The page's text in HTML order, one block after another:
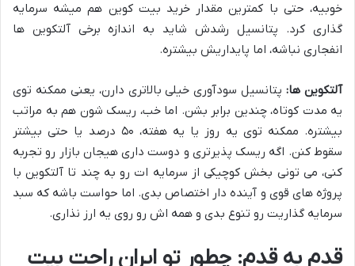
خوبیه، حتی با کمترین مقدار خرید بیت کوین هم میشه سرمایه
گذاری کرد. پتانسیل رشدش شاید به اندازه برخی آلتکوین ها
انفجاری نباشه، اما پایداریش بیشتره.
آلتکوین ها:پتانسیل سودآوری خیلی بالاتری دارن، یعنی ممکنه توی
یه مدت کوتاه، چندین برابر بشن. اما خب، ریسک شون هم به مراتب
بیشتره. ممکنه توی یه روز یا یه هفته، ۵۰ درصد یا حتی بیشتر
سقوط کنن. اگه ریسک پذیرتری و دوست داری هیجان بازار رو تجربه
کنی، می تونی بخش کوچیکی از سرمایه ات رو به چند تا آلتکوین با
پروژه های قوی و آینده دار اختصاص بدی. اما حواست باشه که سبد
سرمایه گذاریت رو تنوع بدی و همه اش رو روی یه ارز نذاری.
قدم به قدم: چطور تو ایران راحت بیت